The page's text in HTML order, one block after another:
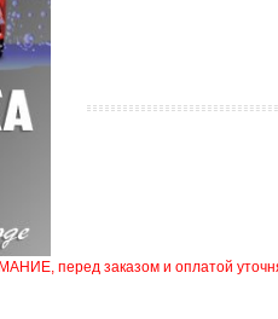
перед заказом и оплатой